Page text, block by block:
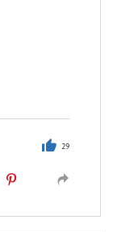
29